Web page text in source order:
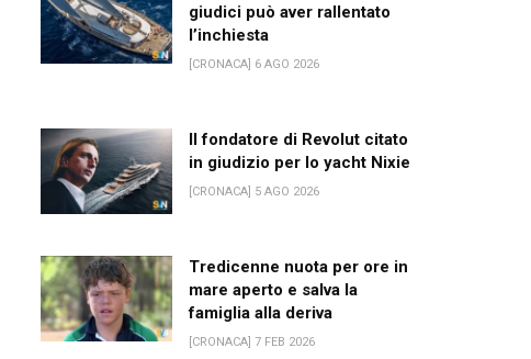
giudici può aver rallentato
l’inchiesta
[CRONACA] 6 AGO 2026
Il fondatore di Revolut citato
in giudizio per lo yacht Nixie
[CRONACA] 5 AGO 2026
Tredicenne nuota per ore in
mare aperto e salva la
famiglia alla deriva
[CRONACA] 7 FEB 2026